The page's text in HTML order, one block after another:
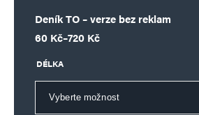
Deník TO – verze bez reklam
60 Kč–720 Kč
Rozpětí cen: 60 Kč až 720 Kč
DÉLKA